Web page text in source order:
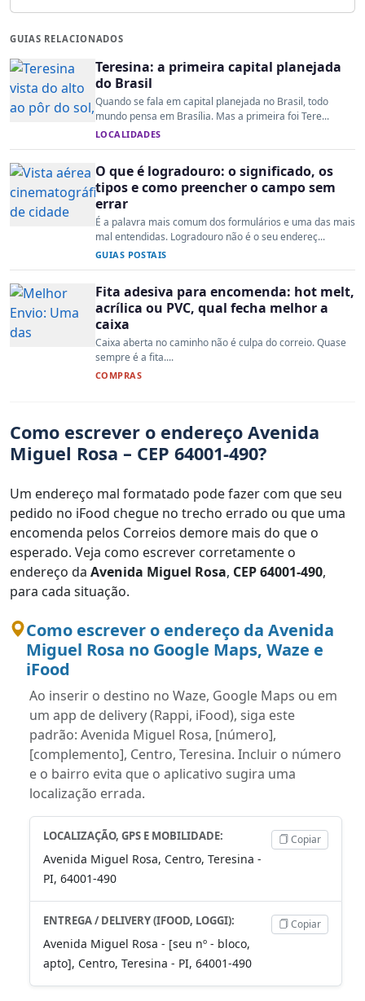
GUIAS RELACIONADOS
Teresina: a primeira capital planejada
do Brasil
Quando se fala em capital planejada no Brasil, todo
mundo pensa em Brasília. Mas a primeira foi Tere...
LOCALIDADES
O que é logradouro: o significado, os
tipos e como preencher o campo sem
errar
É a palavra mais comum dos formulários e uma das mais
mal entendidas. Logradouro não é o seu endereç...
GUIAS POSTAIS
Fita adesiva para encomenda: hot melt,
acrílica ou PVC, qual fecha melhor a
caixa
Caixa aberta no caminho não é culpa do correio. Quase
sempre é a fita....
COMPRAS
Como escrever o endereço Avenida
Miguel Rosa – CEP 64001-490?
Um endereço mal formatado pode fazer com que seu
pedido no iFood chegue no trecho errado ou que uma
encomenda pelos Correios demore mais do que o
esperado. Veja como escrever corretamente o
endereço da Avenida Miguel Rosa, CEP 64001-490,
para cada situação.
Como escrever o endereço da Avenida
Miguel Rosa no Google Maps, Waze e
iFood
Ao inserir o destino no Waze, Google Maps ou em
um app de delivery (Rappi, iFood), siga este
padrão: Avenida Miguel Rosa, [número],
[complemento], Centro, Teresina. Incluir o número
e o bairro evita que o aplicativo sugira uma
localização errada.
LOCALIZAÇÃO, GPS E MOBILIDADE:
Avenida Miguel Rosa, Centro, Teresina -
PI, 64001-490
Copiar
ENTREGA / DELIVERY (IFOOD, LOGGI):
Avenida Miguel Rosa - [seu nº - bloco,
apto], Centro, Teresina - PI, 64001-490
Copiar